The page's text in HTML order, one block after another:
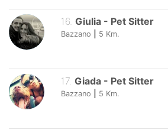
16 Giulia - Pet Sitter
Bazzano 5 Km.
17. Giada - Pet Sitter
Bazzano 5 Km.